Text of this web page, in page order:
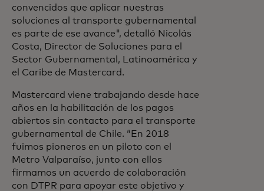
convencidos que aplicar nuestras
soluciones al transporte gubernamental
es parte de ese avance", detalló Nicolás
Costa, Director de Soluciones para el
Sector Gubernamental, Latinoamérica y
el Caribe de Mastercard.
Mastercard viene trabajando desde hace
años en la habilitación de los pagos
abiertos sin contacto para el transporte
gubernamental de Chile. “En 2018
fuimos pioneros en un piloto con el
Metro Valparaíso, junto con ellos
firmamos un acuerdo de colaboración
con DTPR para apoyar este objetivo y